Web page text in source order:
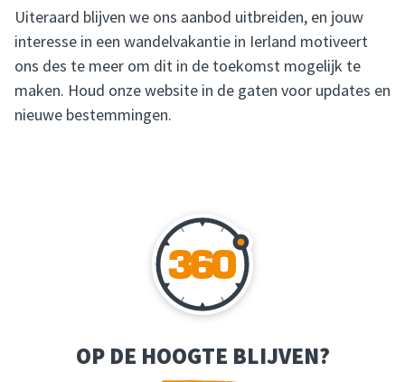
Uiteraard blijven we ons aanbod uitbreiden, en jouw
interesse in een wandelvakantie in Ierland motiveert
ons des te meer om dit in de toekomst mogelijk te
maken. Houd onze website in de gaten voor updates en
nieuwe bestemmingen.
OP DE HOOGTE BLIJVEN?